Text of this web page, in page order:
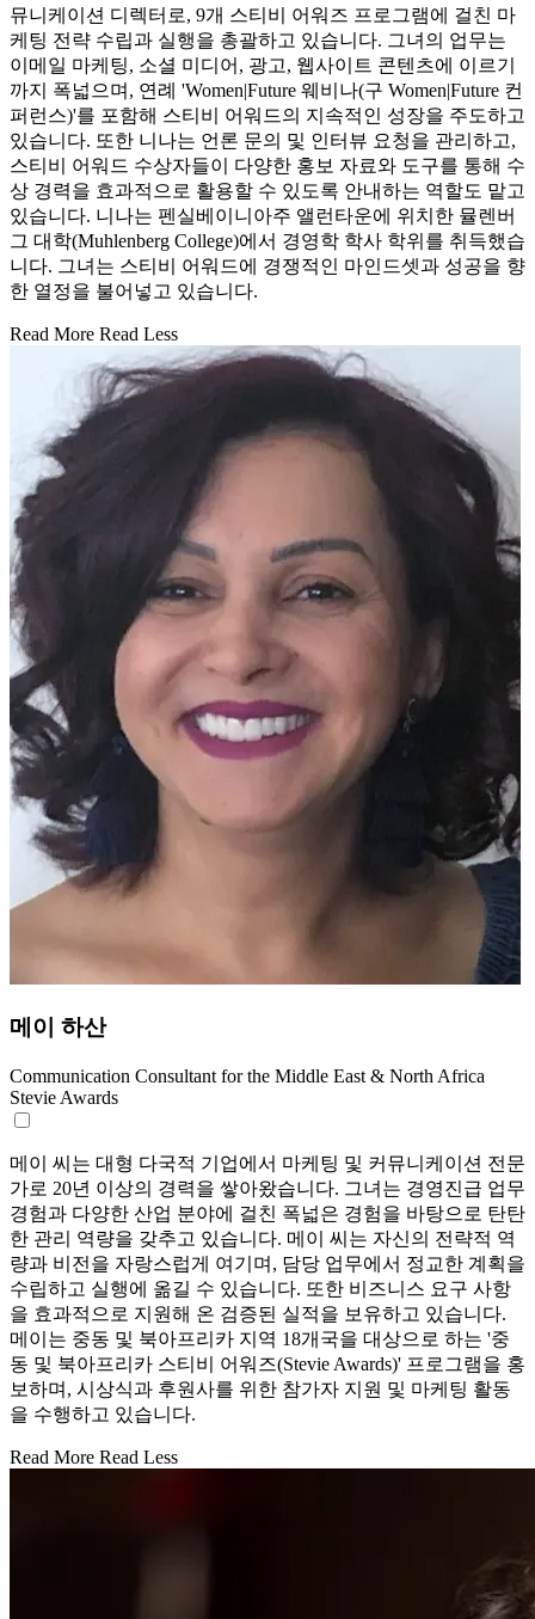
뮤니케이션 디렉터로, 9개 스티비 어워즈 프로그램에 걸친 마
케팅 전략 수립과 실행을 총괄하고 있습니다. 그녀의 업무는
이메일 마케팅, 소셜 미디어, 광고, 웹사이트 콘텐츠에 이르기
까지 폭넓으며, 연례 'Women|Future 웨비나(구 Women|Future 컨
퍼런스)'를 포함해 스티비 어워드의 지속적인 성장을 주도하고
있습니다. 또한 니나는 언론 문의 및 인터뷰 요청을 관리하고,
스티비 어워드 수상자들이 다양한 홍보 자료와 도구를 통해 수
상 경력을 효과적으로 활용할 수 있도록 안내하는 역할도 맡고
있습니다. 니나는 펜실베이니아주 앨런타운에 위치한 뮬렌버
그 대학(Muhlenberg College)에서 경영학 학사 학위를 취득했습
니다. 그녀는 스티비 어워드에 경쟁적인 마인드셋과 성공을 향
한 열정을 불어넣고 있습니다.
Read More Read Less
메이 하산
Communication Consultant for the Middle East & North Africa
Stevie Awards
메이 씨는 대형 다국적 기업에서 마케팅 및 커뮤니케이션 전문
가로 20년 이상의 경력을 쌓아왔습니다. 그녀는 경영진급 업무
경험과 다양한 산업 분야에 걸친 폭넓은 경험을 바탕으로 탄탄
한 관리 역량을 갖추고 있습니다. 메이 씨는 자신의 전략적 역
량과 비전을 자랑스럽게 여기며, 담당 업무에서 정교한 계획을
수립하고 실행에 옮길 수 있습니다. 또한 비즈니스 요구 사항
을 효과적으로 지원해 온 검증된 실적을 보유하고 있습니다.
메이는 중동 및 북아프리카 지역 18개국을 대상으로 하는 '중
동 및 북아프리카 스티비 어워즈(Stevie Awards)' 프로그램을 홍
보하며, 시상식과 후원사를 위한 참가자 지원 및 마케팅 활동
을 수행하고 있습니다.
Read More Read Less